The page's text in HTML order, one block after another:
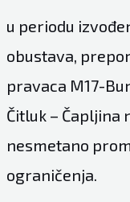
u periodu
obustava,
pravaca M17-
Čitluk – Čapljina
nesmetano
ograničenja.